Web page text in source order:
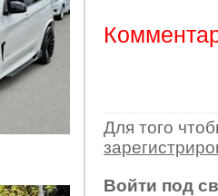
Для того
Войти под